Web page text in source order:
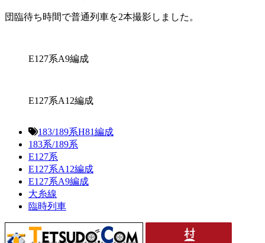
団臨待ち時間で普通列車を2本撮影しました。
E127系A9編成
E127系A12編成
183/189系H81編成
183系/189系
E127系
E127系A12編成
E127系A9編成
大糸線
臨時列車